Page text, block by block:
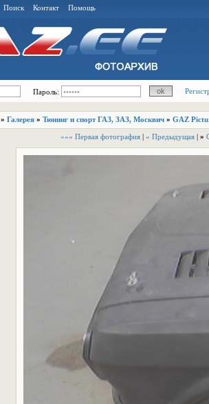
Поиск Контакт Помощь
Пароль:
» Галерея » Тюнинг и спорт ГАЗ, ЗАЗ, Москвич » GAZ
««« Первая фотография | « Предыдущая | »